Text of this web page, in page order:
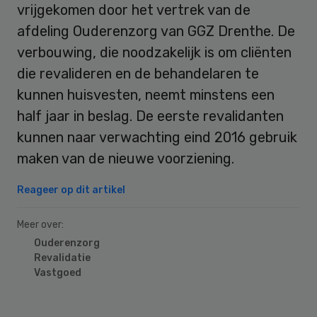
vrijgekomen door het vertrek van de
afdeling Ouderenzorg van GGZ Drenthe. De
verbouwing, die noodzakelijk is om cliënten
die revalideren en de behandelaren te
kunnen huisvesten, neemt minstens een
half jaar in beslag. De eerste revalidanten
kunnen naar verwachting eind 2016 gebruik
maken van de nieuwe voorziening.
Reageer op dit artikel
Meer over:
Ouderenzorg
Revalidatie
Vastgoed